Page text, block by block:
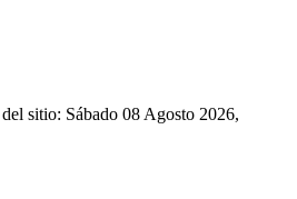
sitio: Sábado 08 Agosto 2026,